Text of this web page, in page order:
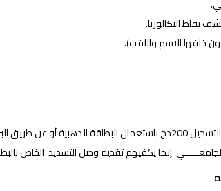
الذهبية أو عن
طريق
إنما يكفيهم تقديم وصل التسديد الخاص